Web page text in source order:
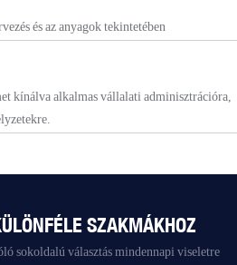
és az anyagok tekintetében
kínálva alkalmas vállalati adminisztrációra,
SZAKMÁKHOZ
sokoldalú választás mindennapi viseletre